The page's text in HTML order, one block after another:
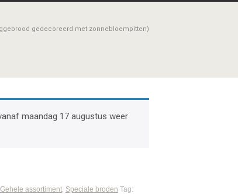
gedecoreerd met zonnebloempitten)
maandag 17 augustus weer
Gehele assortiment, Speciale broden Tag: